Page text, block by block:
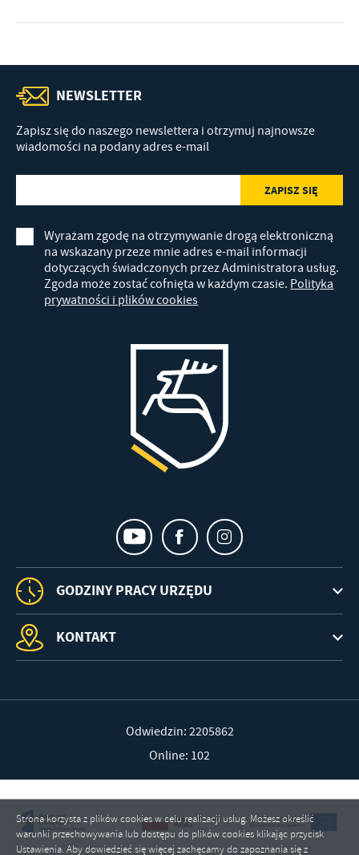
NEWSLETTER
Zapisz się do naszego newslettera i otrzymuj najnowsze
wiadomości na podany adres e-mail
Wyrażam zgodę na otrzymywanie drogą elektroniczną
na wskazany przeze mnie adres e-mail informacji
dotyczących świadczonych przez Administratora usług.
Zgoda może zostać cofnięta w każdym czasie. Polityka
prywatności i plików cookies
GODZINY PRACY URZĘDU
KONTAKT
Odwiedzin: 2205862
Online: 102
Strona korzysta z plików cookies w celu realizacji usług. Możesz określić
warunki przechowywania lub dostępu do plików cookies klikając przycisk
Ustawienia. Aby dowiedzieć się więcej zachęcamy do zapoznania się z